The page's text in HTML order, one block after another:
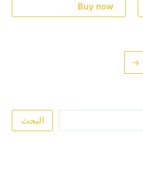
البحث
Buy now
←